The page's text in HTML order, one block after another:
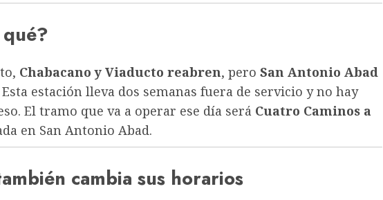
Chabacano y Viaducto reabren, pero San Antonio Abad
Esta estación lleva dos semanas fuera de servicio y no hay
El tramo que va a operar ese día será Cuatro Caminos a
en San Antonio Abad.
cambia sus horarios